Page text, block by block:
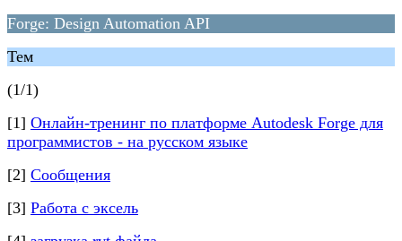
Forge: Design Automation API
Тем
(1/1)
[1] Онлайн-тренинг по платформе Autodesk Forge для
программистов - на русском языке
[2] Сообщения
[3] Работа с эксель